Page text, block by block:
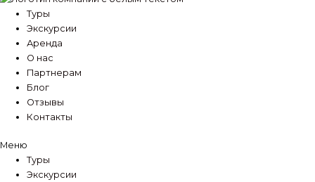
Туры
Экскурсии
Аренда
О нас
Партнерам
Блог
Отзывы
Контакты
Меню
Туры
Экскурсии